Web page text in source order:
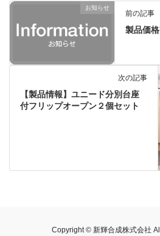
お知らせ
前の記事
製品価
次の記事
【製品情報】ユニード分別台座
付フリップオープン２個セット
Copyright © 新輝合成株式会社